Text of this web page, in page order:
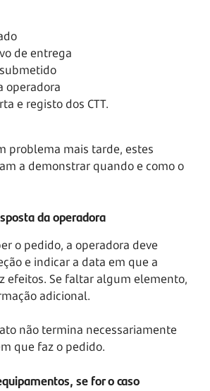
de entrega
operadora
e registo dos CTT.
problema mais tarde, estes
a demonstrar quando e como o
da operadora
o pedido, a operadora deve
e indicar a data em que a
efeitos. Se faltar algum elemento,
adicional.
não termina necessariamente
que faz o pedido.
se for o caso